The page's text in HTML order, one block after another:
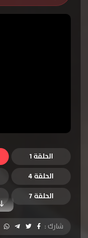
الحلقة 1
الحلقة 4
الحلقة 7
شارك :